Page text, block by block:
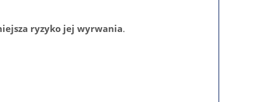
ryzyko jej wyrwania.